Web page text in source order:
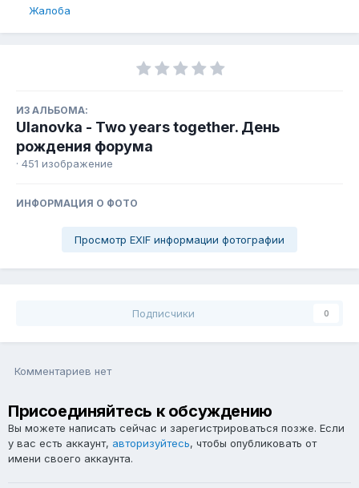
Жалоба
ИЗ АЛЬБОМА:
Ulanovka - Two years together. День
рождения форума
· 451 изображение
ИНФОРМАЦИЯ О ФОТО
Просмотр EXIF информации фотографии
Подписчики 0
Комментариев нет
Присоединяйтесь к обсуждению
Вы можете написать сейчас и зарегистрироваться позже. Если
у вас есть аккаунт, авторизуйтесь, чтобы опубликовать от
имени своего аккаунта.